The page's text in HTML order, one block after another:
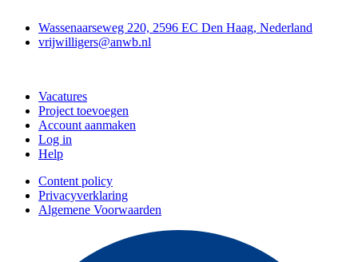
Wassenaarseweg 220, 2596 EC Den Haag, Nederland
vrijwilligers@anwb.nl
Vacatures
Project toevoegen
Account aanmaken
Log in
Help
Content policy
Privacyverklaring
Algemene Voorwaarden